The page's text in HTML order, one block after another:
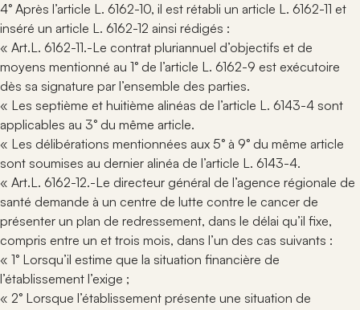
4° Après l’article L. 6162-10, il est rétabli un article L. 6162-11 et
inséré un article L. 6162-12 ainsi rédigés :
« Art.L. 6162-11.-Le contrat pluriannuel d’objectifs et de
moyens mentionné au 1° de l’article L. 6162-9 est exécutoire
dès sa signature par l’ensemble des parties.
« Les septième et huitième alinéas de l’article L. 6143-4 sont
applicables au 3° du même article.
« Les délibérations mentionnées aux 5° à 9° du même article
sont soumises au dernier alinéa de l’article L. 6143-4.
« Art.L. 6162-12.-Le directeur général de l’agence régionale de
santé demande à un centre de lutte contre le cancer de
présenter un plan de redressement, dans le délai qu’il fixe,
compris entre un et trois mois, dans l’un des cas suivants :
« 1° Lorsqu’il estime que la situation financière de
l’établissement l’exige ;
« 2° Lorsque l’établissement présente une situation de